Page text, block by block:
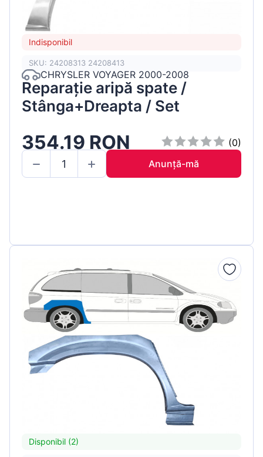
Indisponibil
SKU: 24208313 24208413
CHRYSLER VOYAGER 2000-2008
Reparație aripă spate /
Stânga+Dreapta / Set
354.19 RON
(0)
Anunță-mă
Disponibil (2)